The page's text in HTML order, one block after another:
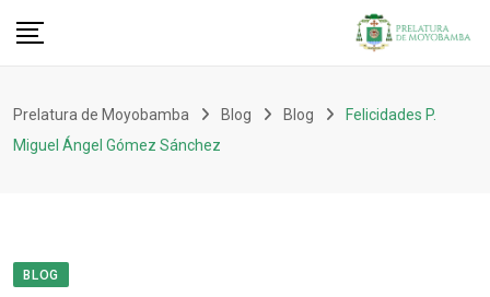
Prelatura de Moyobamba Blog Blog
Felicidades P.
Miguel Ángel Gómez Sánchez
BLOG